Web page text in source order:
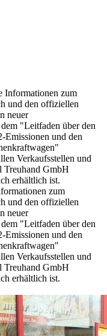
Informationen zum
und den offiziellen
neuer
"Leitfaden über den
und den
Verkaufsstellen und
Treuhand GmbH
erhältlich ist.
zum
und den offiziellen
neuer
"Leitfaden über den
und den
Verkaufsstellen und
Treuhand GmbH
erhältlich ist.